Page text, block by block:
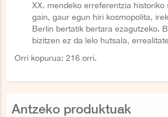
XX. mendeko erreferentzia historiko
gain, gaur egun hiri kosmopolita,
Berlin bertatik bertara ezagutzeko.
bizitzen ez da lelo hutsala,
Orri kopurua: 216 orri.
Antzeko produktuak